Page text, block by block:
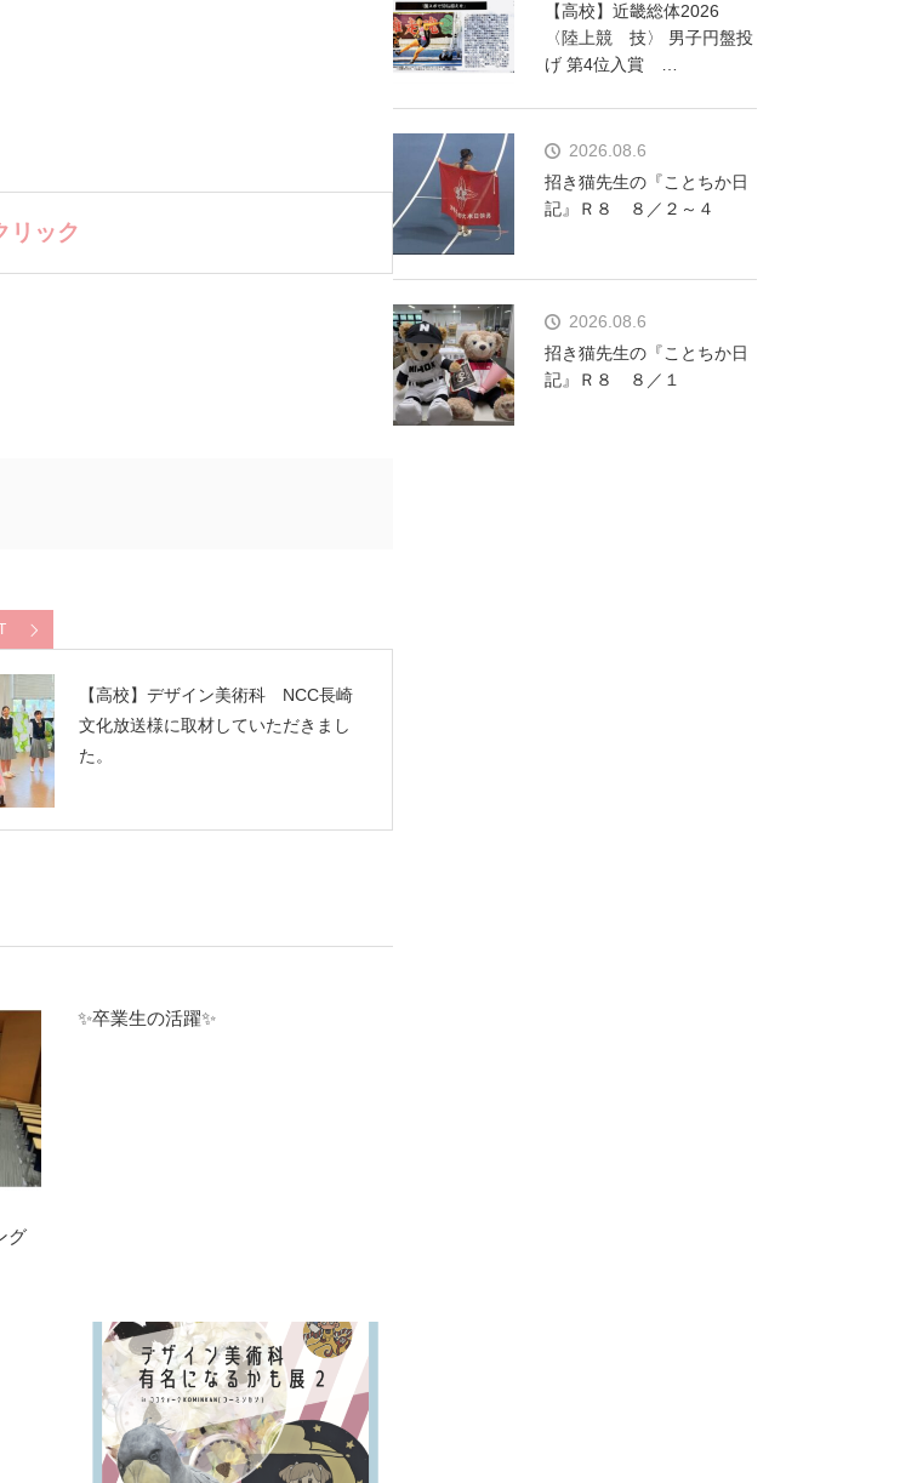
リック
【高校】デザイン美術科 NCC長崎
文化放送様に取材していただきまし
た。
グ
✨卒業生の活躍✨
【高校】近畿総体2026
〈陸上競 技〉 男子円盤投
げ 第4位入賞 …
2026.08.6
招き猫先生の『ことちか日
記』Ｒ８ ８／２～４
2026.08.6
招き猫先生の『ことちか日
記』Ｒ８ ８／１